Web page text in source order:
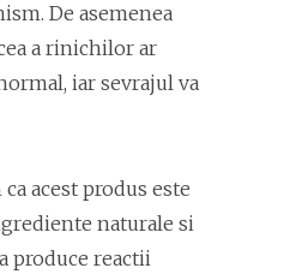
De asemenea
a rinichilor ar
iar sevrajul va
acest produs este
naturale si
produce reactii